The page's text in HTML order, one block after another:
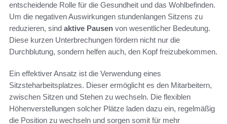
entscheidende Rolle für die Gesundheit und das Wohlbefinden.
Um die negativen Auswirkungen stundenlangen Sitzens zu
reduzieren, sind aktive Pausen von wesentlicher Bedeutung.
Diese kurzen Unterbrechungen fördern nicht nur die
Durchblutung, sondern helfen auch, den Kopf freizubekommen.
Ein effektiver Ansatz ist die Verwendung eines
Sitzsteharbeitsplatzes. Dieser ermöglicht es den Mitarbeitern,
zwischen Sitzen und Stehen zu wechseln. Die flexiblen
Höhenverstellungen solcher Plätze laden dazu ein, regelmäßig
die Position zu wechseln und sorgen somit für mehr